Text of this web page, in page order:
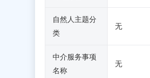
自然人主题分
类
无
中介服务事项
名称
无